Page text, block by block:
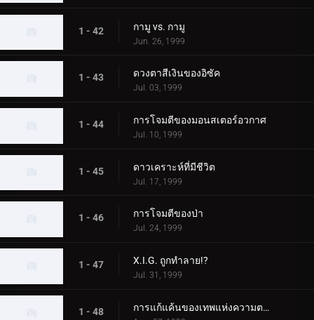
1 - 42 กามู vs. กามู
Jun. 26, 1999
1 - 43 ดวงตาสีเงินของอิซัค
Jul. 03, 1999
1 - 44 การโจมตีของมอนสเตอร์อวกาศ
Jul. 10, 1999
1 - 45 ดาวเคราะห์ที่มีชีวิต
Jul. 17, 1999
1 - 46 การโจมตีของป่า
Jul. 24, 1999
1 - 47 X.I.G. ถูกทำลาย!?
Jul. 31, 1999
1 - 48 การแก้แค้นของเทพแห่งความตาย